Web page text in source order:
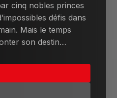
cinq nobles princes
défis dans
Mais le temps
son destin…